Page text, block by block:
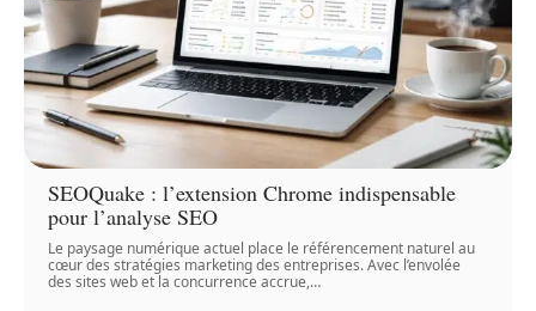
SEOQuake : l’extension Chrome indispensable
pour l’analyse SEO
Le paysage numérique actuel place le référencement naturel au
cœur des stratégies marketing des entreprises. Avec l’envolée
des sites web et la concurrence accrue,…